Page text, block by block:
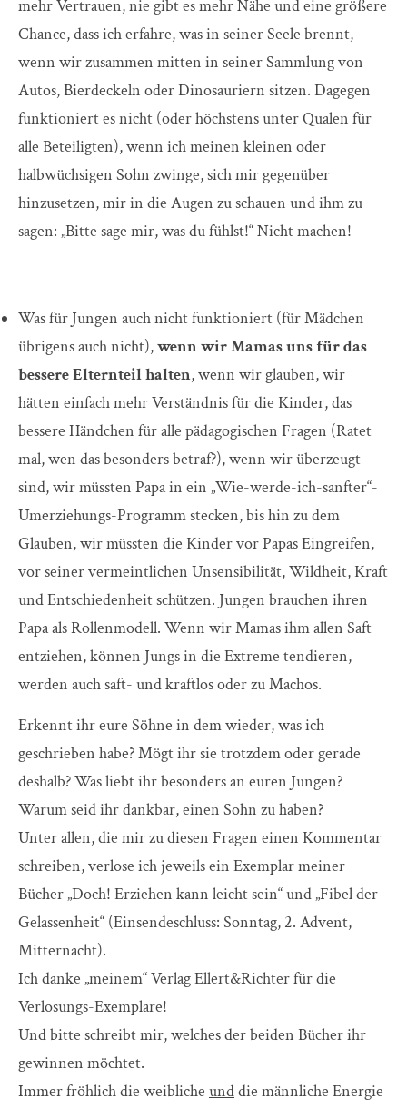
mehr Vertrauen, nie gibt es mehr Nähe und eine größere
Chance, dass ich erfahre, was in seiner Seele brennt,
wenn wir zusammen mitten in seiner Sammlung von
Autos, Bierdeckeln oder Dinosauriern sitzen. Dagegen
funktioniert es nicht (oder höchstens unter Qualen für
alle Beteiligten), wenn ich meinen kleinen oder
halbwüchsigen Sohn zwinge, sich mir gegenüber
hinzusetzen, mir in die Augen zu schauen und ihm zu
sagen: „Bitte sage mir, was du fühlst!“ Nicht machen!
Was für Jungen auch nicht funktioniert (für Mädchen
übrigens auch nicht),wenn wir Mamas uns für das
bessere Elternteil halten, wenn wir glauben, wir
hätten einfach mehr Verständnis für die Kinder, das
bessere Händchen für alle pädagogischen Fragen (Ratet
mal, wen das besonders betraf?), wenn wir überzeugt
sind, wir müssten Papa in ein „Wie-werde-ich-sanfter“-
Umerziehungs-Programm stecken, bis hin zu dem
Glauben, wir müssten die Kinder vor Papas Eingreifen,
vor seiner vermeintlichen Unsensibilität, Wildheit, Kraft
und Entschiedenheit schützen. Jungen brauchen ihren
Papa als Rollenmodell. Wenn wir Mamas ihm allen Saft
entziehen, können Jungs in die Extreme tendieren,
werden auch saft- und kraftlos oder zu Machos.
Erkennt ihr eure Söhne in dem wieder, was ich
geschrieben habe? Mögt ihr sie trotzdem oder gerade
deshalb? Was liebt ihr besonders an euren Jungen?
Warum seid ihr dankbar, einen Sohn zu haben?
Unter allen, die mir zu diesen Fragen einen Kommentar
schreiben, verlose ich jeweils ein Exemplar meiner
Bücher „Doch! Erziehen kann leicht sein“ und „Fibel der
Gelassenheit“ (Einsendeschluss: Sonntag, 2. Advent,
Mitternacht).
Ich danke „meinem“ Verlag Ellert&Richter für die
Verlosungs-Exemplare!
Und bitte schreibt mir, welches der beiden Bücher ihr
gewinnen möchtet.
Immer fröhlich die weibliche unddie männliche Energie